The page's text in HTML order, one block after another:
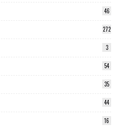
46
272
3
54
35
44
16